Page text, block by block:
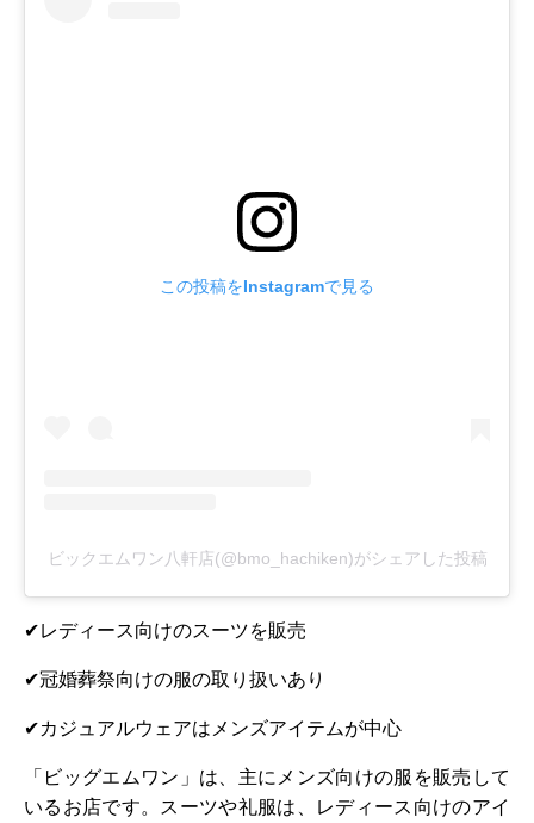
この投稿をInstagramで見る
ビックエムワン八軒店(@bmo_hachiken)がシェアした投稿
✔レディース向けのスーツを販売
✔冠婚葬祭向けの服の取り扱いあり
✔カジュアルウェアはメンズアイテムが中心
「ビッグエムワン」は、主にメンズ向けの服を販売して
いるお店です。スーツや礼服は、レディース向けのアイ